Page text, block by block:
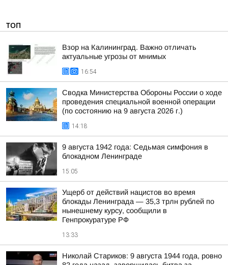
ТОП
Взор на Калининград. Важно отличать
актуальные угрозы от мнимых
16:54
Сводка Министерства Обороны России о ходе
проведения специальной военной операции
(по состоянию на 9 августа 2026 г.)
14:18
9 августа 1942 года: Седьмая симфония в
блокадном Ленинграде
15:05
Ущерб от действий нацистов во время
блокады Ленинграда — 35,3 трлн рублей по
нынешнему курсу, сообщили в
Генпрокуратуре РФ
13:33
Николай Стариков: 9 августа 1944 года, ровно